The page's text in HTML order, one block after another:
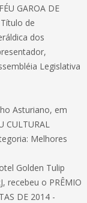
GAROA DE
de
dos
Legislativa
Asturiano, em
CULTURAL
Melhores
Golden Tulip
recebeu o PRÊMIO
DE 2014 -